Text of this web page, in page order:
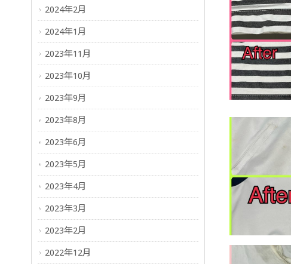
2024年2月
2024年1月
2023年11月
2023年10月
2023年9月
2023年8月
2023年6月
2023年5月
2023年4月
2023年3月
2023年2月
2022年12月